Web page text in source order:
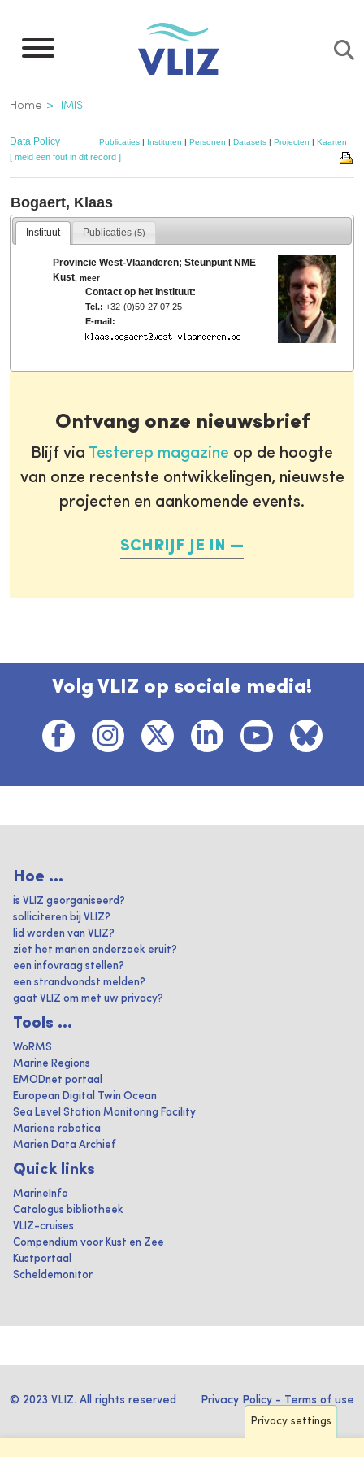
naar
inhoud
gaan
Kruimelpad
Home IMIS
Data Policy Publicaties| Instituten | Personen | Datasets| Projecten | Kaarten
[ meld een fout in dit record ]
Bogaert, Klaas
Instituut Publicaties(5)
Provincie West-Vlaanderen; Steunpunt NME
Kust ,meer
Contact op het instituut:
Tel.: +32-(0)59-27 07 25
E-mail:
Ontvang onze nieuwsbrief
Blijf via Testerep magazine op de hoogte
van onze recentste ontwikkelingen, nieuwste
projecten en aankomende events.
SCHRIJF JE IN
Volg VLIZ op sociale media!
Hoe ...
is VLIZ georganiseerd?
solliciteren bij VLIZ?
lid worden van VLIZ?
ziet het marien onderzoek eruit?
een infovraag stellen?
een strandvondst melden?
gaat VLIZ om met uw privacy?
Tools ...
WoRMS
Marine Regions
EMODnet portaal
European Digital Twin Ocean
Sea Level Station Monitoring Facility
Mariene robotica
Marien Data Archief
Quick links
MarineInfo
Catalogus bibliotheek
VLIZ-cruises
Compendium voor Kust en Zee
Kustportaal
Scheldemonitor
© 2023 VLIZ. All rights reserved Privacy Policy - Terms of use
Privacy settings